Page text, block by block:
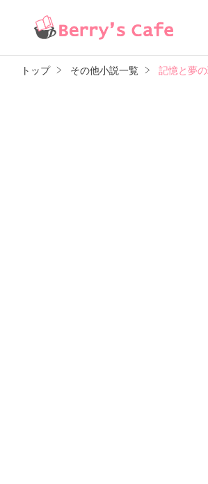
トップ その他小説一覧 記憶と夢